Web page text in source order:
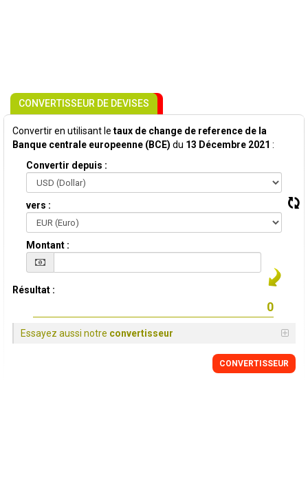
CONVERTISSEUR DE DEVISES
Convertir en utilisant le taux de change de reference de la
Banque centrale europeenne (BCE) du 13 Décembre 2021 :
Convertir depuis :
vers :
Montant :
Résultat :
Essayez aussi notre convertisseur
CONVERTISSEUR